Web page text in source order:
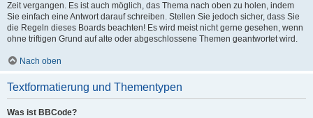
Zeit vergangen. Es ist auch möglich, das Thema nach oben zu holen, indem
Sie einfach eine Antwort darauf schreiben. Stellen Sie jedoch sicher, dass Sie
die Regeln dieses Boards beachten! Es wird meist nicht gerne gesehen, wenn
ohne triftigen Grund auf alte oder abgeschlossene Themen geantwortet wird.
Nach oben
Textformatierung und Thementypen
Was ist BBCode?